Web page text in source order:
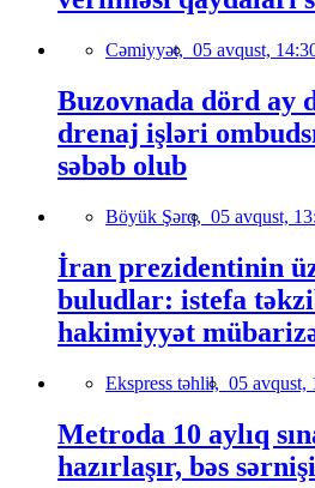
Cəmiyyət, 05 avqust,
Buzovnada dörd ay
drenaj işləri
səbəb olub
Böyük Şərq, 05 avqust,
İran prezidentinin
buludlar: istefa
hakimiyyət
Ekspress təhlil, 05 avqust,
Metroda 10 aylıq
hazırlaşır, bəs